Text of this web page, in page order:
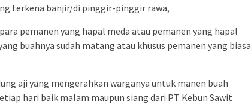
terkena banjir/di pinggir-pinggir rawa,
pemanen yang hapal meda atau pemanen yang hapal
buahnya sudah matang atau khusus pemanen yang biasa
aji yang mengerahkan warganya untuk manen buah
hari baik malam maupun siang dari PT Kebun Sawit